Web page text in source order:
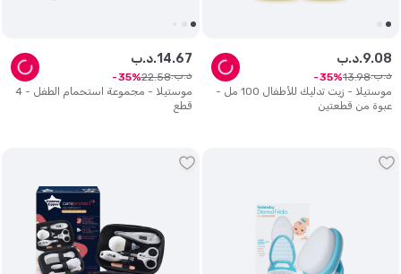
موستيلا - زيت تدليك للأطفال 100 مل -
عبوة من قطعتين
د.ب.9.08
د.ب. 13.98
35
موستيلا - مجموعة استحمام الطفل - 4
قطع
د.ب.14.67
د.ب. 22.58
35